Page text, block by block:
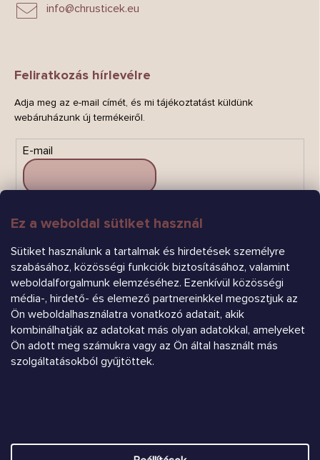
Ez a weboldal sütiket használ
Sütiket használunk a tartalmak és hirdetések személyre
szabásához, közösségi funkciók biztosításához, valamint
weboldalforgalmunk elemzéséhez. Ezenkívül közösségi
média-, hirdető- és elemező partnereinkkel megosztjuk az
Ön weboldalhasználatra vonatkozó adatait, akik
kombinálhatják az adatokat más olyan adatokkal, amelyeket
Ön adott meg számukra vagy az Ön által használt más
szolgáltatásokból gyűjtöttek.
info@chrusticek.eu
Feliratkozás hírlevélre
Adja meg az e-mail címét, és mi tájékoztatást küldünk
webáruházunk új termékeiről.
E-mail
FELIRATKOZÁS
Árukereső.hu
Shoptet készítette